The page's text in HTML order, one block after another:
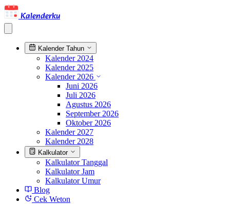
Kalenderku
Kalender Tahun
Kalender 2024
Kalender 2025
Kalender 2026
Juni 2026
Juli 2026
Agustus 2026
September 2026
Oktober 2026
Kalender 2027
Kalender 2028
Kalkulator
Kalkulator Tanggal
Kalkulator Jam
Kalkulator Umur
Blog
Cek Weton